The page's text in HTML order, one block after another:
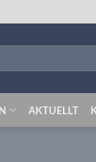
AKTUELLT